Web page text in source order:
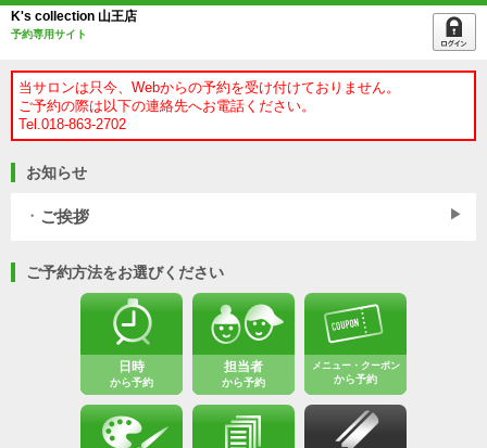
K's collection 山王店
予約専用サイト
当サロンは只今、Webからの予約を受け付けておりません。
ご予約の際は以下の連絡先へお電話ください。
Tel.018-863-2702
お知らせ
ご挨拶
ご予約方法をお選びください
日時
から予約
担当者
から予約
メニュー・クーポン
から予約